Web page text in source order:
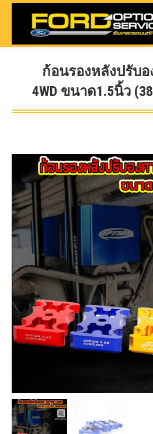
ก้อนรองหลังปรับอง
4WD ขนาด1.5นิ้ว
You